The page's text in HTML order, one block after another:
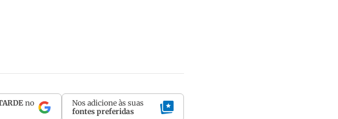
no
Nos adicione às suas
fontes preferidas